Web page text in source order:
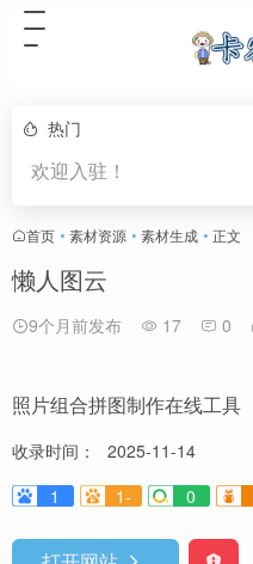
热门
欢迎入驻！
首页 • 素材资源 • 素材生成 • 正文
懒人图云
9个月前发布 17 0
照片组合拼图制作在线工具
收录时间：
2025-11-14
1
1- 0